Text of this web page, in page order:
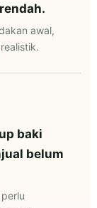
awal,
baki
belum